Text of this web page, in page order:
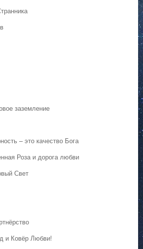
заземление
– это качество Бога
Роза и дорога любви
Свет
и Ковёр Любви!